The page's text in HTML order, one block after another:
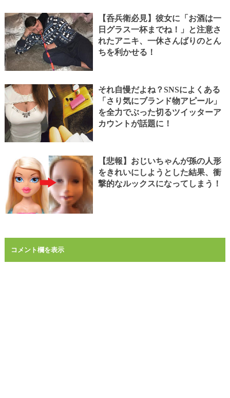
【呑兵衛必見】彼女に「お酒は一
日グラス一杯までね！」と注意さ
れたアニキ、一休さんばりのとん
ちを利かせる！
それ自慢だよね？SNSによくある
「さり気にブランド物アピール」
を全力でぶった切るツイッターア
カウントが話題に！
【悲報】おじいちゃんが孫の人形
をきれいにしようとした結果、衝
撃的なルックスになってしまう！
コメント欄を表示